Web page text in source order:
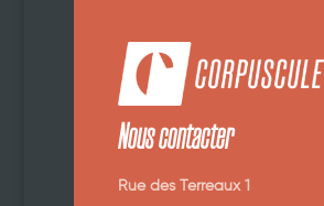
Nous contacter
Rue des Terreaux 1